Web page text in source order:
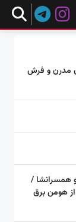
مدرن و فرش
همسرانشا /
هومن برق